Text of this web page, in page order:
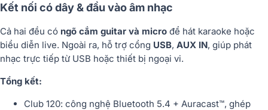
Kết nối có dây & đầu vào âm nhạc
Cả hai đều có ngõ cắm guitar và micro để hát karaoke hoặc
biểu diễn live. Ngoài ra, hỗ trợ cổng USB, AUX IN, giúp phát
nhạc trực tiếp từ USB hoặc thiết bị ngoại vi.
Tổng kết:
Club 120: công nghệ Bluetooth 5.4 + Auracast™, ghép